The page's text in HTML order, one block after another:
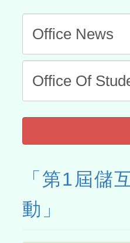
「第1屆儲
動」